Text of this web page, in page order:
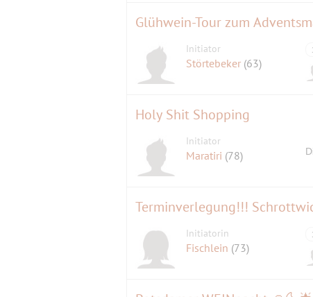
Glühwein-Tour zum
Initiator
Störtebeker (63)
Holy Shit Shopping
Initiator
Maratiri (78)
Terminverlegung!!!
Initiatorin
Fischlein (73)